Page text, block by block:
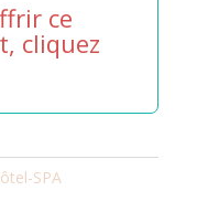
ce
cliquez
SPA